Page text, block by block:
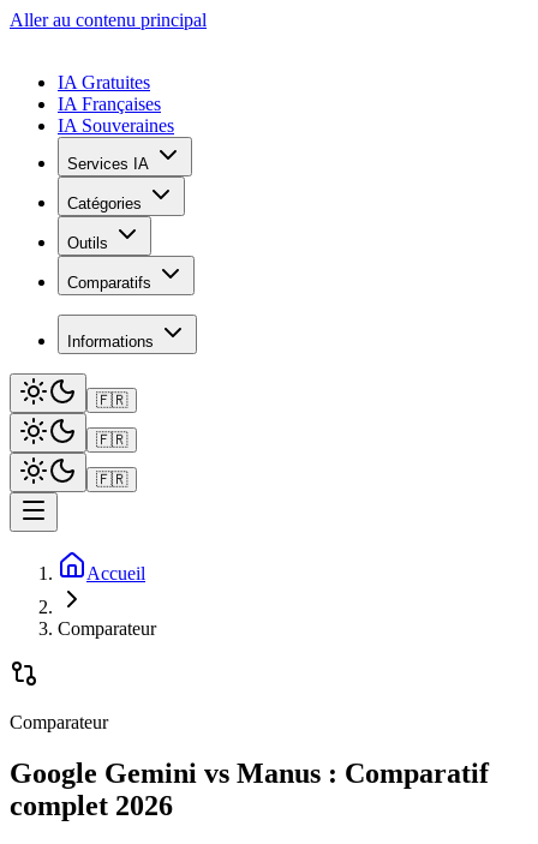
Aller au contenu principal
IA Gratuites
IA Françaises
IA Souveraines
Services IA
Catégories
Outils
Comparatifs
Informations
🇫🇷
🇫🇷
🇫🇷
Accueil
Comparateur
Comparateur
Google Gemini vs Manus : Comparatif
complet 2026